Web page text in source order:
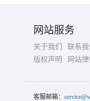
网站服务
关于我们 联系我
版权声明
网站
客服邮箱：